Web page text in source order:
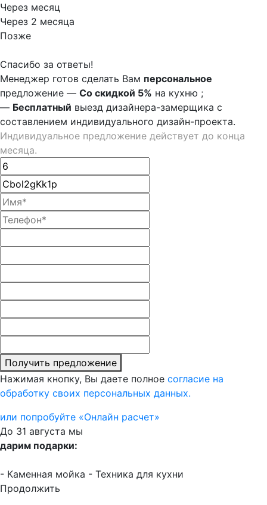
Через месяц
Через 2 месяца
Позже
Спасибо за ответы!
Менеджер готов сделать Вам персональное
предложение — Со скидкой 5% на кухню ;
— Бесплатный выезд дизайнера-замерщика с
составлением индивидуального дизайн-проекта.
Индивидуальное предложение действует до конца
месяца.
Получить предложение
Нажимая кнопку, Вы даете полное согласие на
обработку своих персональных данных.
или попробуйте «Онлайн расчет»
До 31 августа мы
дарим подарки:
- Каменная мойка - Техника для кухни
Продолжить